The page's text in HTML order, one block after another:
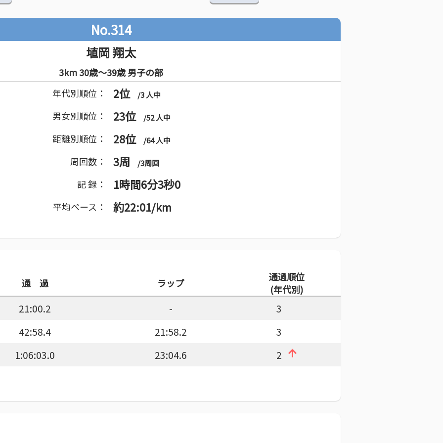
No.314
埴岡 翔太
3km 30歳～39歳 男子の部
年代別順位：
2位 /3 人中
男女別順位： 23位 /52 人中
距離別順位： 28位 /64 人中
周回数： 3周 /3周回
記 録： 1時間6分3秒0
平均ペース： 約22:01/km
通 過 ラップ
通過順位
(年代別)
21:00.2 -
3
42:58.4 21:58.2
3
1:06:03.0 23:04.6 2